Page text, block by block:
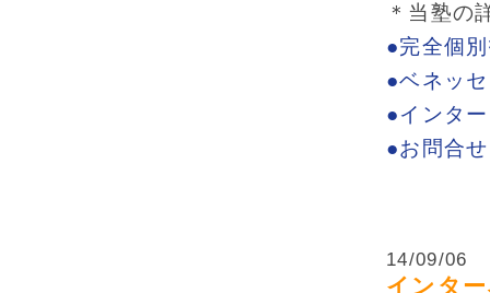
＊当塾の
●完全個
●ベネッ
●インタ
●お問合
14/09/06
インタ